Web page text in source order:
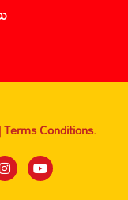
Terms Conditions.